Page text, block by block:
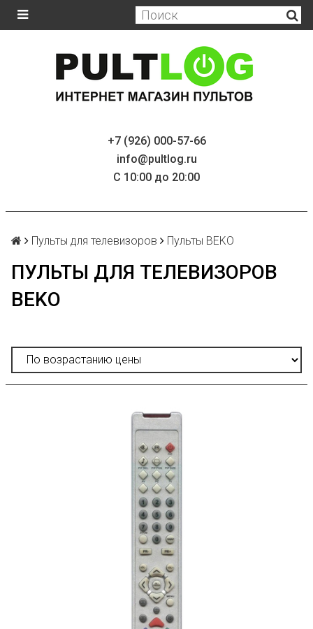
+7 (926) 000-57-66
info@pultlog.ru
С 10:00 до 20:00
Пульты для телевизоров Пульты BEKO
ПУЛЬТЫ ДЛЯ ТЕЛЕВИЗОРОВ
BEKO